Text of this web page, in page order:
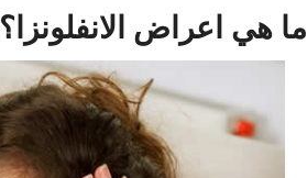
ما هي اعراض الانفلونزا؟